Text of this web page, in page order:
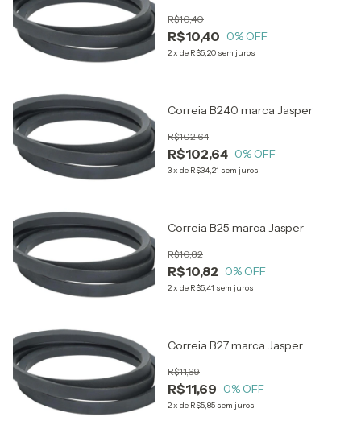
R$10,40
R$10,40
0% OFF
2x de R$5,20 sem juros
Correia B240 marca Jasper
R$102,64
R$102,64
0% OFF
3x de R$34,21 sem juros
Correia B25 marca Jasper
R$10,82
R$10,82
0% OFF
2x de R$5,41 sem juros
Correia B27 marca Jasper
R$11,69
R$11,69
0% OFF
2x de R$5,85 sem juros